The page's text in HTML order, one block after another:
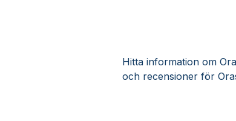
Hitta information om
och recensioner för